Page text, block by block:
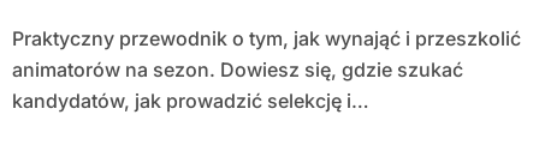
Praktyczny przewodnik o tym, jak wynająć i przeszkolić
animatorów na sezon. Dowiesz się, gdzie szukać
kandydatów, jak prowadzić selekcję i…